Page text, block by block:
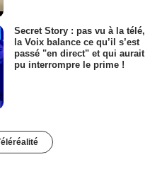
Secret Story : pas vu à la télé,
la Voix balance ce qu’il s’est
passé "en direct" et qui aurait
pu interrompre le prime !